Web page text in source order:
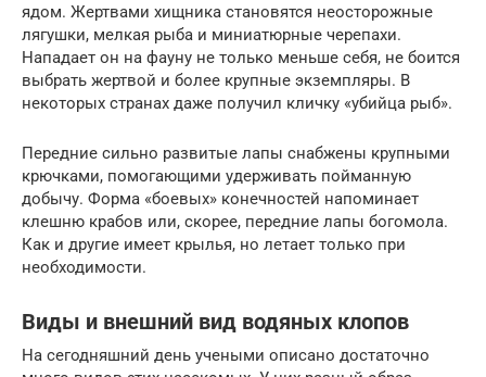
ядом. Жертвами хищника становятся неосторожные
лягушки, мелкая рыба и миниатюрные черепахи.
Нападает он на фауну не только меньше себя, не боится
выбрать жертвой и более крупные экземпляры. В
некоторых странах даже получил кличку «убийца рыб».
Передние сильно развитые лапы снабжены крупными
крючками, помогающими удерживать пойманную
добычу. Форма «боевых» конечностей напоминает
клешню крабов или, скорее, передние лапы богомола.
Как и другие имеет крылья, но летает только при
необходимости.
Виды и внешний вид водяных клопов
На сегодняшний день учеными описано достаточно